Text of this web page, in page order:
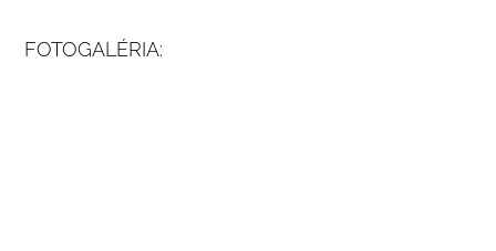
FOTOGALÉRIA: